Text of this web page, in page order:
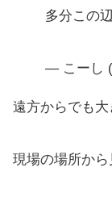
多分この
— こーし
遠方からでも大
現場の場所から